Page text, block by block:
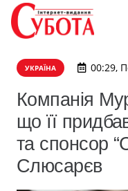
УКРАЇНА 00:29,
Компанія
що її
та спонсор
Слюсарєв